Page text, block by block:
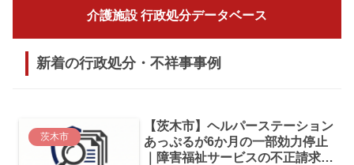
介護施設 行政処分データベース
新着の行政処分・不祥事事例
茨木市
【茨木市】ヘルパーステーション
あっぷるが6か月の一部効力停止
｜障害福祉サービスの不正請求に